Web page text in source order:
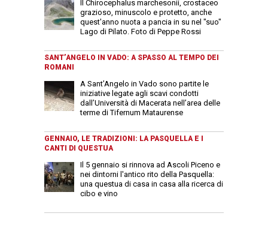
Il Chirocephalus marchesonii, crostaceo
grazioso, minuscolo e protetto, anche
quest'anno nuota a pancia in su nel "suo"
Lago di Pilato. Foto di Peppe Rossi
SANT’ANGELO IN VADO: A SPASSO AL TEMPO DEI
ROMANI
A Sant’Angelo in Vado sono partite le
iniziative legate agli scavi condotti
dall’Università di Macerata nell’area delle
terme di Tifernum Mataurense
GENNAIO, LE TRADIZIONI: LA PASQUELLA E I
CANTI DI QUESTUA
Il 5 gennaio si rinnova ad Ascoli Piceno e
nei dintorni l'antico rito della Pasquella:
una questua di casa in casa alla ricerca di
cibo e vino